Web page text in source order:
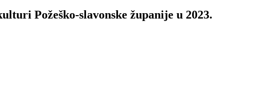
Požeško-slavonske županije u 2023.